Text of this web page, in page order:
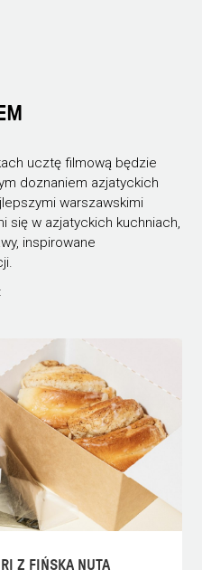
ucztę filmową będzie
doznaniem azjatyckich
warszawskimi
się w azjatyckich kuchniach,
inspirowane
Z FIŃSKĄ NUTĄ